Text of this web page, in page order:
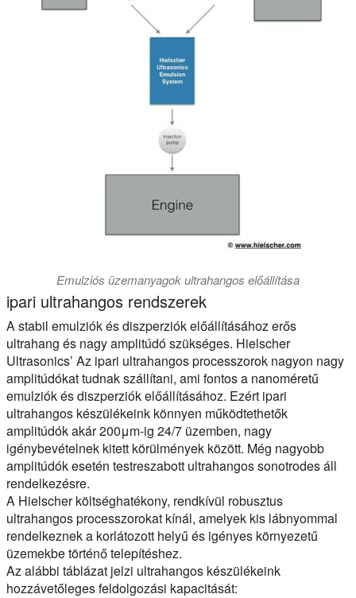
Emulziós üzemanyagok ultrahangos előállítása
ipari ultrahangos rendszerek
A stabil emulziók és diszperziók előállításához erős
ultrahang és nagy amplitúdó szükséges. Hielscher
Ultrasonics’ Az ipari ultrahangos processzorok nagyon nagy
amplitúdókat tudnak szállítani, ami fontos a nanoméretű
emulziók és diszperziók előállításához. Ezért ipari
ultrahangos készülékeink könnyen működtethetők
amplitúdók akár 200μm-ig 24/7 üzemben, nagy
igénybevételnek kitett körülmények között. Még nagyobb
amplitúdók esetén testreszabott ultrahangos sonotrodes áll
rendelkezésre.
A Hielscher költséghatékony, rendkívül robusztus
ultrahangos processzorokat kínál, amelyek kis lábnyommal
rendelkeznek a korlátozott helyű és igényes környezetű
üzemekbe történő telepítéshez.
Az alábbi táblázat jelzi ultrahangos készülékeink
hozzávetőleges feldolgozási kapacitását: